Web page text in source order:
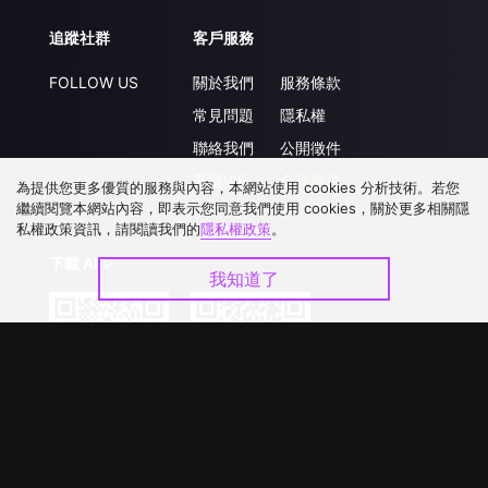
追蹤社群
FOLLOW US
客戶服務
關於我們
常見問題
聯絡我們
升級VIP
服務條款
隱私權
公開徵件
合作洽談
下載 APP
為提供您更多優質的服務與內容，本網站使用 cookies 分析技術。若您
繼續閱覽本網站內容，即表示您同意我們使用 cookies，關於更多相關隱
私權政策資訊，請閱讀我們的隱私權政策。
我知道了